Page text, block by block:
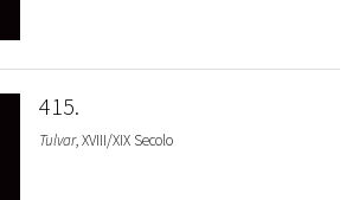
415
Tulvar, XVIII/XIX Secolo